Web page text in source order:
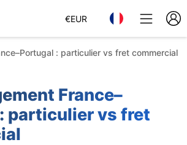
€EUR
: particulier vs fret commercial
France–
particulier vs fret